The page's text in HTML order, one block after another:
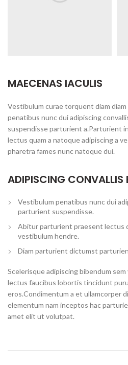
MAECENAS IACULIS
Vestibulum curae torquent diam
penatibus nunc dui adipiscing
suspendisse parturient a.Parturient
lectus quam a natoque adipiscing a
pharetra fames nunc natoque dui.
ADIPISCING CONVALLIS
Vestibulum penatibus nunc dui
parturient suspendisse.
Abitur parturient praesent lectus
vestibulum hendre.
Diam parturient dictumst
Scelerisque adipiscing bibendum
lectus faucibus lobortis tincidunt
eros.Condimentum a et ullamcorper
elementum nam inceptos hac
amet elit ut volutpat.